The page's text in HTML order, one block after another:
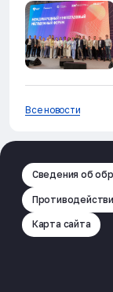
Все новости
Сведения об
Карта сайта